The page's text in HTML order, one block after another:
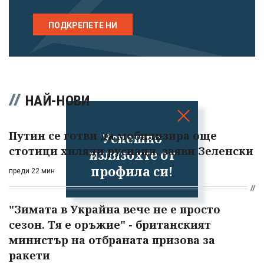
Успешно
излязохте от
профила си!
ПОДКРЕПЕТЕ НИ
НАЙ-НОВИ
Путин се готви да мобилизира още
стотици хиляди руснаци, заяви Зеленски
преди 22 мин
"Зимата в Украйна вече не е просто
сезон. Тя е оръжие" - британският
министър на отбраната призова за
ракети